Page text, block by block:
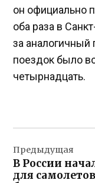
он официально
оба раза в
за аналогичный
поездок было
четырнадцать.
по
записям
Предыдущая
В России
для